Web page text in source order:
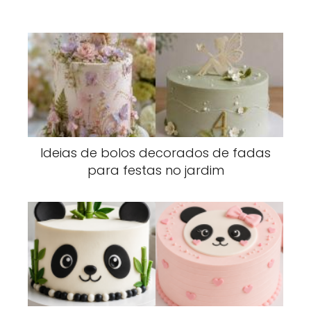
Ideias de bolos decorados de fadas
para festas no jardim